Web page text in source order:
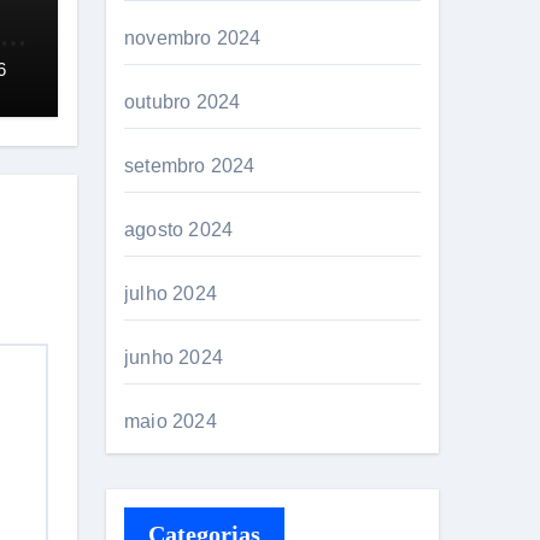
novembro 2024
outubro 2024
setembro 2024
agosto 2024
julho 2024
junho 2024
maio 2024
Categorias